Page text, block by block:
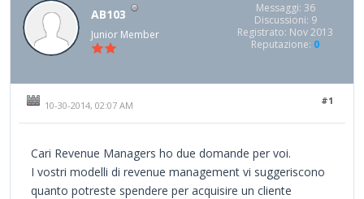
AB103
Junior Member
Messaggi: 36
Discussioni: 9
Registrato: Nov 2013
Reputazione: 0
#1
10-30-2014, 02:07 AM
Cari Revenue Managers ho due domande per voi.
I vostri modelli di revenue management vi suggeriscono
quanto potreste spendere per acquisire un cliente